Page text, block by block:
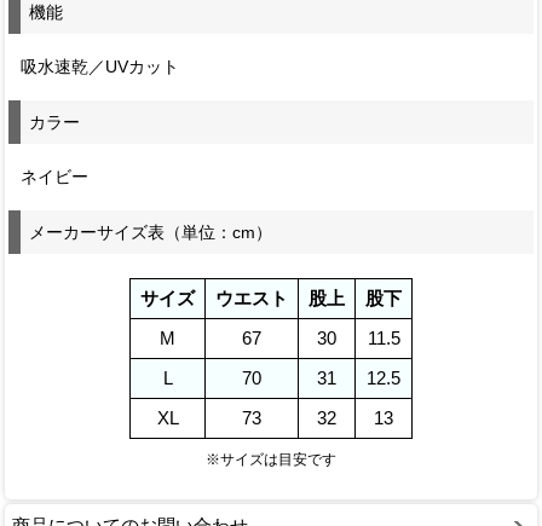
機能
吸水速乾／UVカット
カラー
ネイビー
メーカーサイズ表（単位：cm）
サイズ ウエスト 股上
股下
M
67 30
11.5
L
70 31
12.5
XL
73 32 13
※サイズは目安です